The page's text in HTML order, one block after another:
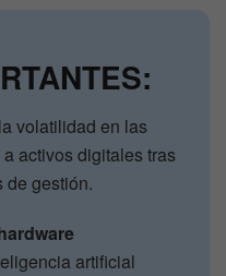
volatilidad en las
activos digitales tras
de gestión.
artificial